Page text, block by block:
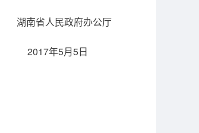
湖南省人民政府办公厅
2017年5月5日